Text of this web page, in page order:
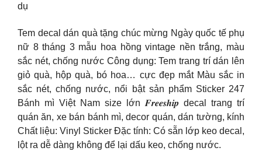
dụ
Tem decal dán quà tặng chúc mừng Ngày quốc tế phụ
nữ 8 tháng 3 mẫu hoa hồng vintage nền trắng, màu
sắc nét, chống nước Công dụng: Tem trang trí dán lên
giỏ quà, hộp quà, bó hoa… cực đẹp mắt Màu sắc in
sắc nét, chống nước, nổi bật sản phẩm Sticker 247
Bánh mì Việt Nam size lớn 𝑭𝒓𝒆𝒆𝒔𝒉𝒊𝒑 decal trang trí
quán ăn, xe bán bánh mì, decor quán, dán tường, kính
Chất liệu: Vinyl Sticker Đặc tính: Có sẵn lớp keo decal,
lột ra dễ dàng không để lại dấu keo, chống nước.